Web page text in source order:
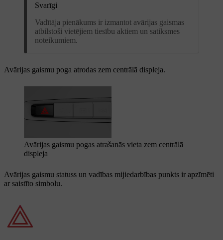
Svarīgi
Vadītāja pienākums ir izmantot avārijas gaismas
atbilstoši vietējiem tiesību aktiem un satiksmes
noteikumiem.
Avārijas gaismu poga atrodas zem centrālā displeja.
Avārijas gaismu pogas atrašanās vieta zem centrālā
displeja
Avārijas gaismu statuss un vadības mijiedarbības punkts ir apzīmēti
ar saistīto simbolu.